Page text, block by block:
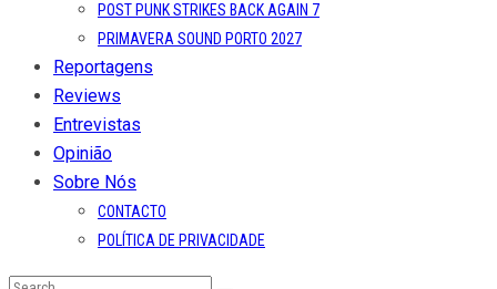
POST PUNK STRIKES BACK AGAIN 7
PRIMAVERA SOUND PORTO 2027
Reportagens
Reviews
Entrevistas
Opinião
Sobre Nós
CONTACTO
POLÍTICA DE PRIVACIDADE